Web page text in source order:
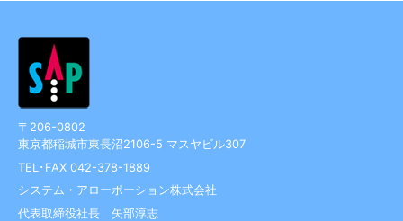
〒206-0802
東京都稲城市東長沼2106-5 マスヤビル307
TEL･FAX 042-378-1889
システム・アローポーション株式会社
代表取締役社長 矢部淳志